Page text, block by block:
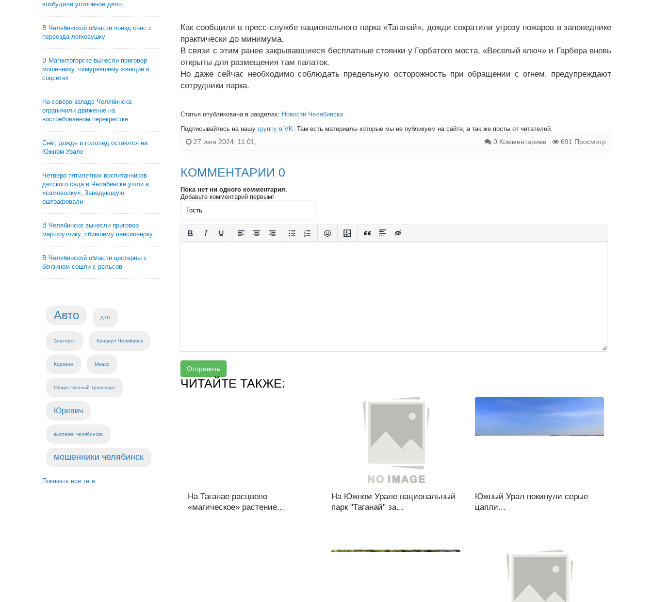
возбудили уголовное дело
В Челябинской области поезд снес с
переезда легковушку
В Магнитогорске вынесли приговор
мошеннику, охмурявшему женщин в
соцсетях
На северо-западе Челябинска
ограничили движение на
востребованном перекрестке
Снег, дождь и гололед остаются на
Южном Урале
Четверо пятилетних воспитанников
детского сада в Челябинске ушли в
«самоволку». Заведующую
оштрафовали
В Челябинске вынесли приговор
маршрутчику, сбившему пенсионерку
В Челябинской области цистерны с
бензином сошли с рельсов
Авто ДТП
Златоуст Концерт Челябинск
Коркино Миасс
Общественный транспорт
Юревич
выставки челябинска
мошенники челябинск
Показать все теги
Как сообщили в пресс-службе национального парка «Таганай», дожди сократили угрозу пожаров в заповеднике
практически до минимума.
В связи с этим ранее закрывавшиеся бесплатные стоянки у Горбатого моста, «Веселый ключ» и Гарбера вновь
открыты для размещения там палаток.
Но даже сейчас необходимо соблюдать предельную осторожность при обращении с огнем, предупреждают
сотрудники парка.
Статья опубликована в разделах: Новости Челябинска
Подписывайтесь на нашу группу в VK. Там есть материалы которые мы не публикуем на сайте, а так же посты от читателей.
27 июн 2024, 11:01, 0 Комментариев 691 Просмотр
КОММЕНТАРИИ 0
Пока нет ни одного комментария.
Добавьте комментарий первым!
Отправить
ЧИТАЙТЕ ТАКЖЕ:
На Таганае расцвело
«магическое» растение...
На Южном Урале национальный
парк "Таганай" за...
Южный Урал покинули серые
цапли...